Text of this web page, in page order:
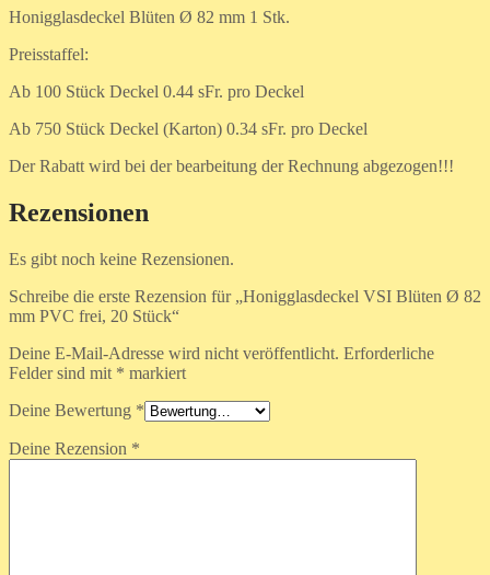
Honigglasdeckel Blüten Ø 82 mm 1 Stk.
Preisstaffel:
Ab 100 Stück Deckel 0.44 sFr. pro Deckel
Ab 750 Stück Deckel (Karton) 0.34 sFr. pro Deckel
Der Rabatt wird bei der bearbeitung der Rechnung abgezogen!!!
Rezensionen
Es gibt noch keine Rezensionen.
Schreibe die erste Rezension für „Honigglasdeckel VSI Blüten Ø 82
mm PVC frei, 20 Stück“
Deine E-Mail-Adresse wird nicht veröffentlicht. Erforderliche
Felder sind mit * markiert
Deine Bewertung *
Deine Rezension *